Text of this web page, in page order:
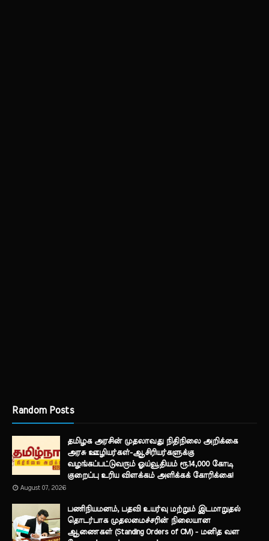
Random Posts
தமிழக அரசின் முதலாவது நிதிநிலை அறிக்கை
அரசு ஊழியர்கள்-ஆசிரியர்களுக்கு
வழங்கப்பட்டுவரும் ஓய்வூதியம் ரூ.14,000 கோடி
குறைப்பு உரிய விளக்கம் அளிக்கக் கோரிக்கை!
August 07, 2026
பணிநியமனம், பதவி உயர்வு மற்றும் இடமாறுதல்
தொடர்பாக முதலமைச்சரின் நிலையான
ஆணைகள் (Standing Orders of CM) - மனித வள